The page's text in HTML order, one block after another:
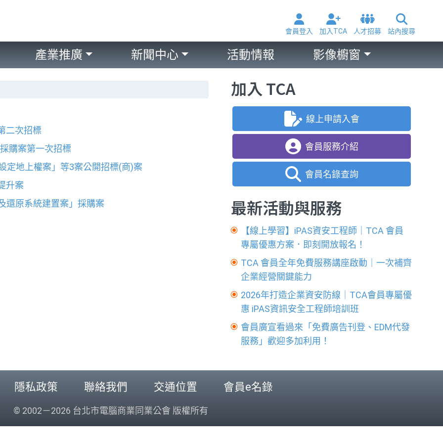
會員登入 加入TCA 人才招募 站內搜尋
產業推廣 新聞中心 活動情報 影像櫥窗
二次招標
購案第一次招標
定地上權案」等3案公開招標(商)案
升案
還原系統建置案」採購案
加入 TCA
線上申請入會
會員服務介紹
會員名錄查詢
最新活動與服務
【線上學習】iPAS資安工程師｜TCA 會員
專屬優惠方案．即刻開放報名！
TCA 會員全年免費服務講座啟動｜一次補齊
企業經營關鍵能力
2026年打造企業資安防線｜TCA會員專屬優
惠 iPAS資訊安全工程師培訓班
會員廣宣看過來「免費廣告刊登、EDM代發
服務」歡迎多加利用！
隱私政策 聯絡我們 交通位置 會員e名錄
© 2002－2026 台北市電腦商業同業公會 版權所有